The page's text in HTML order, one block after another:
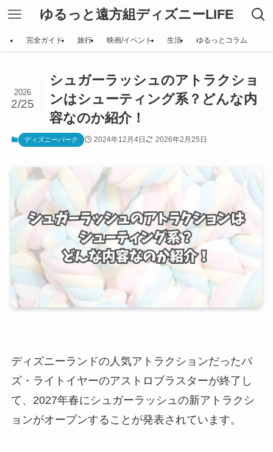
ゆるっと遠方組ディズニーLIFE
完全ガイド 旅行 映画/イベント 生活 ゆるっとコラム
シュガーラッシュのアトラクショ
ンはシューティング系？どんな内
容なのか紹介！
2026
2/25
ディズニーパーク 2024年12月4日 2026年2月25日
ディズニーランドの人気アトラクションだったバ
ズ・ライトイヤーのアストロブラスターが終了し
て、2027年春にシュガーラッシュの新アトラクシ
ョンがオープンすることが発表されています。